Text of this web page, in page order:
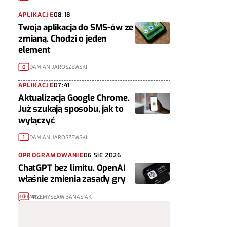
APLIKACJE08:18
Twoja aplikacja do SMS-ów ze
zmianą. Chodzi o jeden
element
0 DAMIAN JAROSZEWSKI
APLIKACJE07:41
Aktualizacja Google Chrome.
Już szukają sposobu, jak to
wyłączyć
1 DAMIAN JAROSZEWSKI
OPROGRAMOWANIE06 SIE 2026
ChatGPT bez limitu. OpenAI
właśnie zmienia zasady gry
0 PRZEMYSŁAW BANASIAK